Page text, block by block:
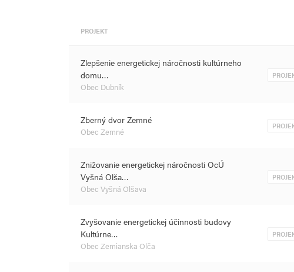
PROJEKT
Zlepšenie energetickej náročnosti kultúrneho
domu…
Obec Dubník
Zberný dvor Zemné
Obec Zemné
Znižovanie energetickej náročnosti OcÚ
Vyšná Olša…
Obec Vyšná Olšava
Zvyšovanie energetickej účinnosti budovy
Kultúrne…
Obec Zemianska Olča